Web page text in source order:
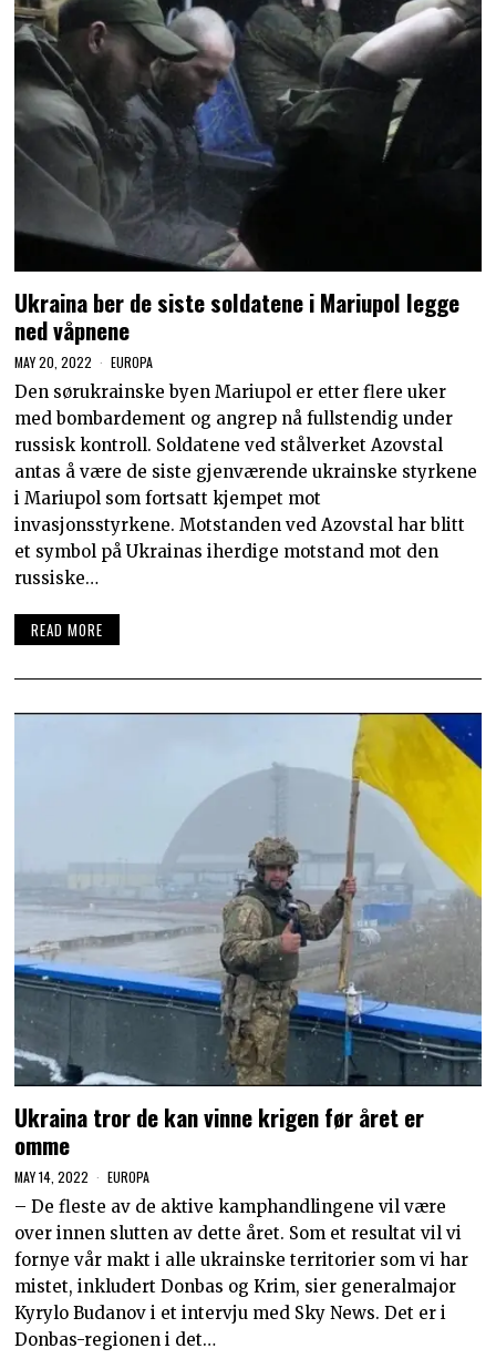
Ukraina ber de siste soldatene i Mariupol legge
ned våpnene
MAY 20, 2022 EUROPA
Den sørukrainske byen Mariupol er etter flere uker
med bombardement og angrep nå fullstendig under
russisk kontroll. Soldatene ved stålverket Azovstal
antas å være de siste gjenværende ukrainske styrkene
i Mariupol som fortsatt kjempet mot
invasjonsstyrkene. Motstanden ved Azovstal har blitt
et symbol på Ukrainas iherdige motstand mot den
russiske…
READ MORE
Ukraina tror de kan vinne krigen før året er
omme
MAY 14, 2022 EUROPA
– De fleste av de aktive kamphandlingene vil være
over innen slutten av dette året. Som et resultat vil vi
fornye vår makt i alle ukrainske territorier som vi har
mistet, inkludert Donbas og Krim, sier generalmajor
Kyrylo Budanov i et intervju med Sky News. Det er i
Donbas-regionen i det…